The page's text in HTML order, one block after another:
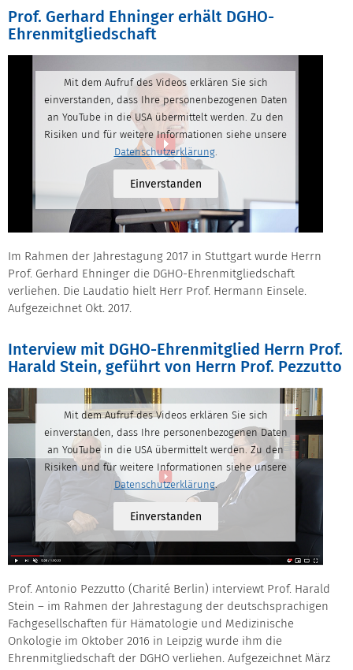
Prof. Gerhard Ehninger erhält DGHO-
Ehrenmitgliedschaft
Mit dem Aufruf des Videos erklären Sie sich
einverstanden, dass Ihre personenbezogenen Daten
an YouTube in die USA übermittelt werden. Zu den
Risiken und für weitere Informationen siehe unsere
Datenschutzerklärung.
Einverstanden
Im Rahmen der Jahrestagung 2017 in Stuttgart wurde Herrn
Prof. Gerhard Ehninger die DGHO-Ehrenmitgliedschaft
verliehen. Die Laudatio hielt Herr Prof. Hermann Einsele.
Aufgezeichnet Okt. 2017.
Interview mit DGHO-Ehrenmitglied Herrn Prof.
Harald Stein, geführt von Herrn Prof. Pezzutto
Mit dem Aufruf des Videos erklären Sie sich
einverstanden, dass Ihre personenbezogenen Daten
an YouTube in die USA übermittelt werden. Zu den
Risiken und für weitere Informationen siehe unsere
Datenschutzerklärung.
Einverstanden
Prof. Antonio Pezzutto (Charité Berlin) interviewt Prof. Harald
Stein – im Rahmen der Jahrestagung der deutschsprachigen
Fachgesellschaften für Hämatologie und Medizinische
Onkologie im Oktober 2016 in Leipzig wurde ihm die
Ehrenmitgliedschaft der DGHO verliehen. Aufgezeichnet März